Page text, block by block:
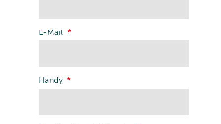
E-Mail
Handy